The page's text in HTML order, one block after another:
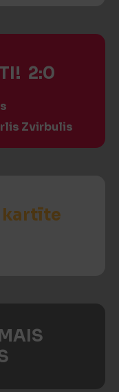
2:0
Zvirbulis
kartīte